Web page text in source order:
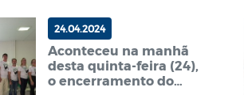
24.04.2024
Aconteceu na manhã
desta quinta-feira (24),
o encerramento do